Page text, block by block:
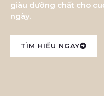
giàu dưỡng chất cho
ngày.
TÌM HIỂU NGAY